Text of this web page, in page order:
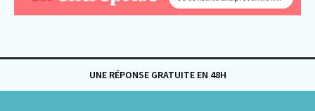
UNE RÉPONSE GRATUITE EN 48H